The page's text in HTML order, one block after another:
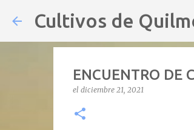
Cultivos de
ENCUENTRO DE
el diciembre 21, 2021